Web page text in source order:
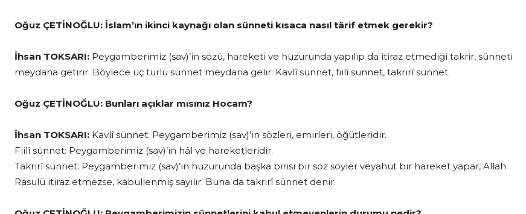
Oğuz ÇETİNOĞLU: İslam’ın ikinci kaynağı olan sünneti kısaca nasıl târif etmek gerekir?
İhsan TOKSARI: Peygamberimiz (sav)’in sözü, hareketi ve huzurunda yapılıp da itiraz etmediği takrir, sünneti
meydana getirir. Böylece üç türlü sünnet meydana gelir: Kavlî sünnet, fiilî sünnet, takrirî sünnet.
Oğuz ÇETİNOĞLU: Bunları açıklar mısınız Hocam?
İhsan TOKSARI: Kavlî sünnet: Peygamberimiz (sav)’in sözleri, emirleri, öğütleridir.
Fiilî sünnet: Peygamberimiz (sav)’in hâl ve hareketleridir.
Takrirî sünnet: Peygamberimiz (sav)’in huzurunda başka birisi bir söz söyler veyahut bir hareket yapar, Allah
Rasulü itiraz etmezse, kabullenmiş sayılır. Buna da takrirî sünnet denir.